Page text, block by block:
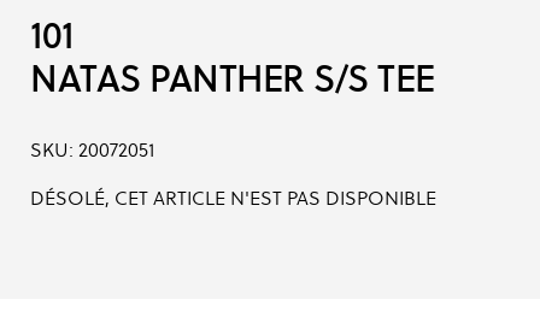
101
NATAS PANTHER S/S TEE
SKU: 20072051
DÉSOLÉ, CET ARTICLE N'EST PAS DISPONIBLE